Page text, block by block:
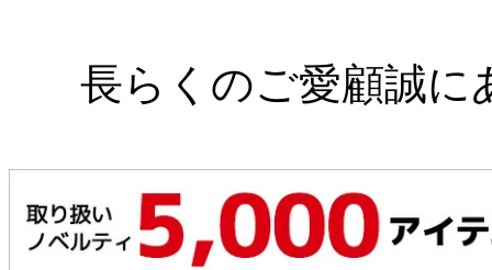
長らくのご愛顧誠に